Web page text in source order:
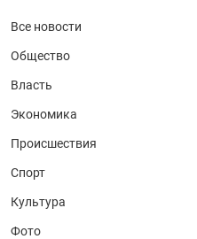
Все новости
Общество
Власть
Экономика
Происшествия
Спорт
Культура
Фото